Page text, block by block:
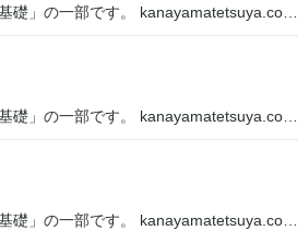
礎」の一部です。 kanayamatetsuya.co…
礎」の一部です。 kanayamatetsuya.co…
礎」の一部です。 kanayamatetsuya.co…